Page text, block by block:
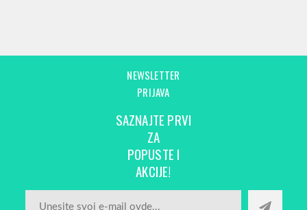
NEWSLETTER
PRIJAVA
SAZNAJTE PRVI
ZA
POPUSTE I
AKCIJE!